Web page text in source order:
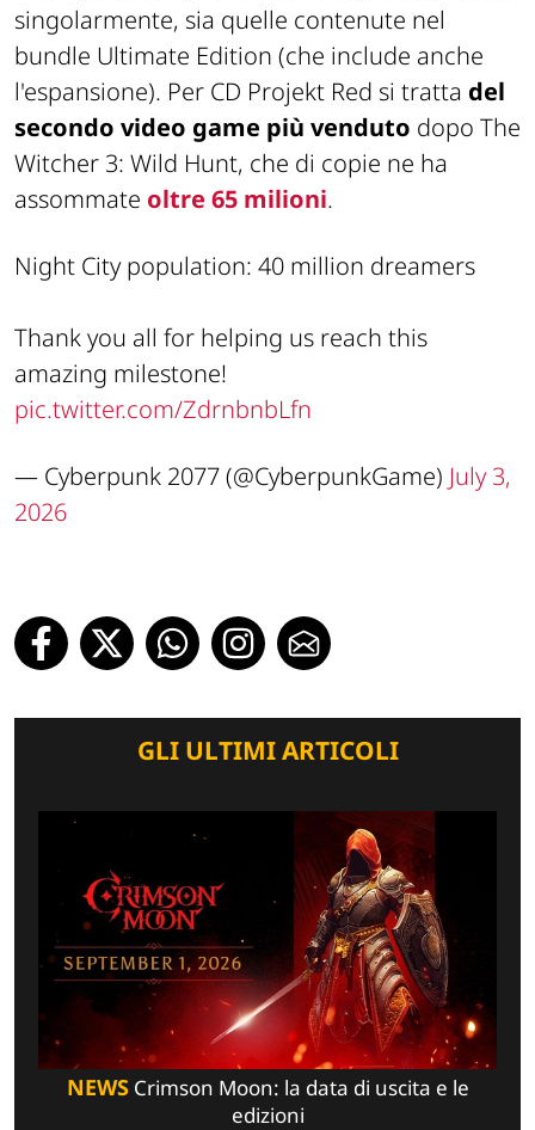
singolarmente, sia quelle contenute nel
bundle Ultimate Edition (che include anche
l'espansione). Per CD Projekt Red si tratta del
secondo video game più venduto dopo The
Witcher 3: Wild Hunt, che di copie ne ha
assommate oltre 65 milioni.
Night City population: 40 million dreamers
Thank you all for helping us reach this
amazing milestone!
pic.twitter.com/ZdrnbnbLfn
— Cyberpunk 2077 (@CyberpunkGame) July 3,
2026
GLI ULTIMI ARTICOLI
NEWSCrimson Moon: la data di uscita e le
edizioni